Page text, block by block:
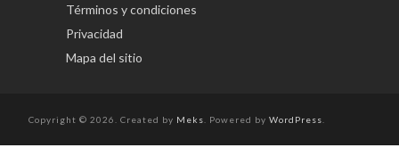
Términos y condiciones
Privacidad
Mapa del sitio
Copyright © 2026. Created by Meks . Powered by WordPress